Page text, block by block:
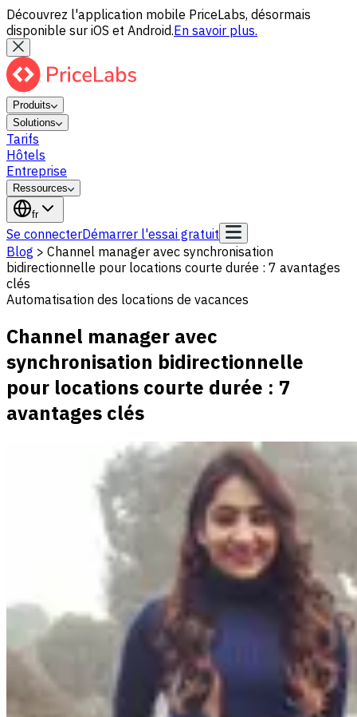
Découvrez l'application mobile PriceLabs, désormais
disponible sur iOS et Android.En savoir plus.
Produits
Solutions
Tarifs
Hôtels
Entreprise
Ressources
fr
Se connecterDémarrer l'essai gratuit
Blog > Channel manager avec synchronisation
bidirectionnelle pour locations courte durée : 7 avantages
clés
Automatisation des locations de vacances
Channel manager avec
synchronisation bidirectionnelle
pour locations courte durée : 7
avantages clés